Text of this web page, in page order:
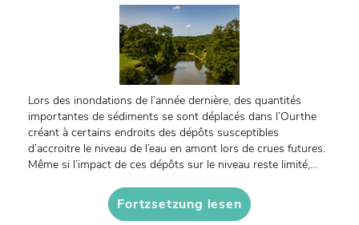
Lors des inondations de l’année dernière, des quantités
importantes de sédiments se sont déplacés dans l’Ourthe
créant à certains endroits des dépôts susceptibles
d’accroitre le niveau de l’eau en amont lors de crues futures.
Même si l’impact de ces dépôts sur le niveau reste limité,...
Fortzsetzung lesen